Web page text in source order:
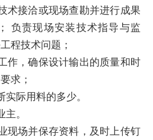
术接洽或现场查勘并进行成果
负责现场安装技术指导与监
程技术问题；
作，确保设计输出的质量和时
求；
际用料的多少。
。
现场并保存资料，及时上传钉